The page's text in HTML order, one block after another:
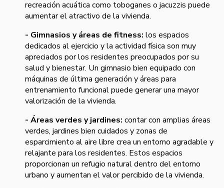
recreación acuática como toboganes o jacuzzis puede
aumentar el atractivo de la vivienda.
- Gimnasios y áreas de fitness: los espacios
dedicados al ejercicio y la actividad física son muy
apreciados por los residentes preocupados por su
salud y bienestar. Un gimnasio bien equipado con
máquinas de última generación y áreas para
entrenamiento funcional puede generar una mayor
valorización de la vivienda.
- Áreas verdes y jardines: contar con amplias áreas
verdes, jardines bien cuidados y zonas de
esparcimiento al aire libre crea un entorno agradable y
relajante para los residentes. Estos espacios
proporcionan un refugio natural dentro del entorno
urbano y aumentan el valor percibido de la vivienda.